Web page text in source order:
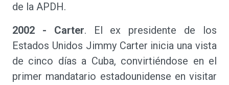
de la APDH.
2002 - Carter. El ex presidente de los
Estados Unidos Jimmy Carter inicia una vista
de cinco días a Cuba, convirtiéndose en el
primer mandatario estadounidense en visitar